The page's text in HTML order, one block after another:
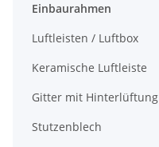
Einbaurahmen
Luftleisten / Luftbox
Keramische Luftleiste
Gitter mit Hinterlüftung
Stutzenblech